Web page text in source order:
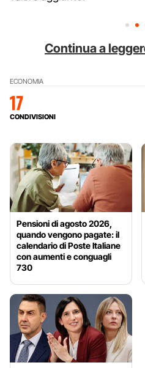
Continua a
ECONOMIA
17
CONDIVISIONI
Pensioni di agosto 2026,
quando vengono pagate: il
calendario di Poste Italiane
con aumenti e conguagli
730